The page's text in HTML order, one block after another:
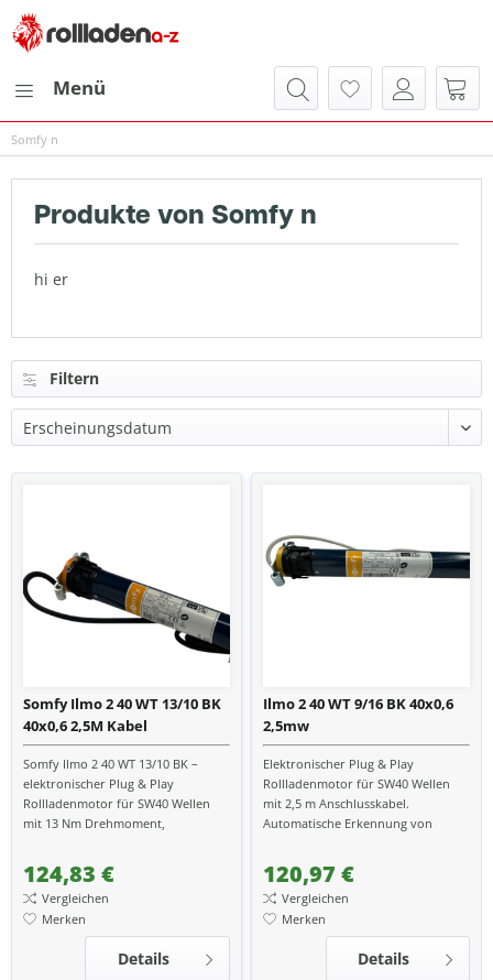
Menü
Somfy n
Produkte von Somfy n
hi er
Filtern
Somfy Ilmo 2 40 WT 13/10 BK
40x0,6 2,5M Kabel
Somfy Ilmo 2 40 WT 13/10 BK –
elektronischer Plug & Play
Rollladenmotor für SW40 Wellen
mit 13 Nm Drehmoment,
124,83 €
Vergleichen
Merken
Details
Ilmo 2 40 WT 9/16 BK 40x0,6
2,5mw
Elektronischer Plug & Play
Rollladenmotor für SW40 Wellen
mit 2,5 m Anschlusskabel.
Automatische Erkennung von
Festfrierschutz und...
120,97 €
Vergleichen
Merken
Details